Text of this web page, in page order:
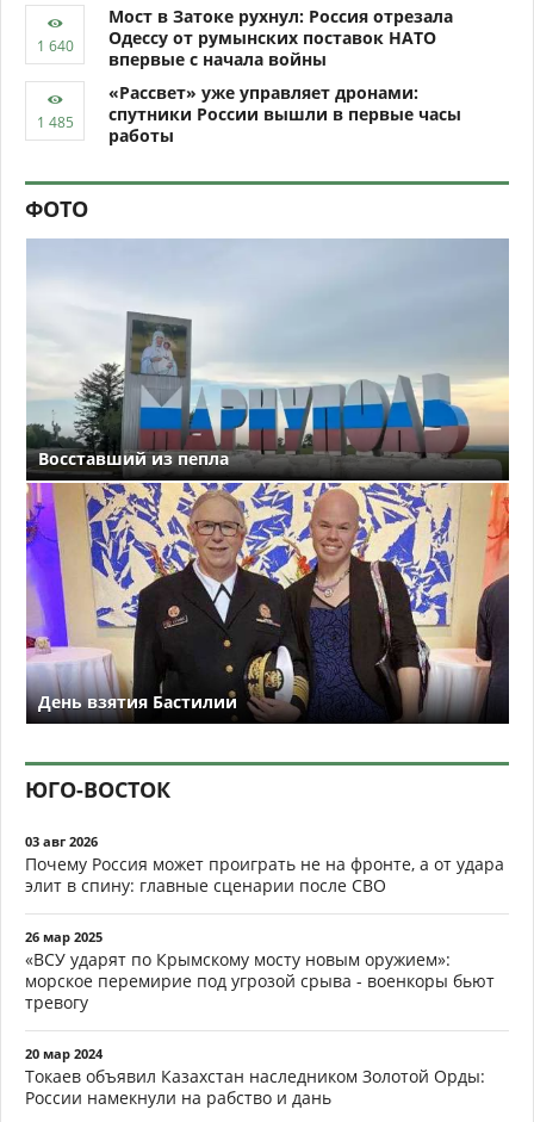
Мост в Затоке рухнул: Россия отрезала
Одессу от румынских поставок НАТО
впервые с начала войны
«Рассвет» уже управляет дронами:
спутники России вышли в первые часы
работы
ФОТО
Восставший из пепла
День взятия Бастилии
ЮГО-ВОСТОК
03 авг 2026
Почему Россия может проиграть не на фронте, а от удара
элит в спину: главные сценарии после СВО
26 мар 2025
«ВСУ ударят по Крымскому мосту новым оружием»:
морское перемирие под угрозой срыва - военкоры бьют
тревогу
20 мар 2024
Токаев объявил Казахстан наследником Золотой Орды:
России намекнули на рабство и дань